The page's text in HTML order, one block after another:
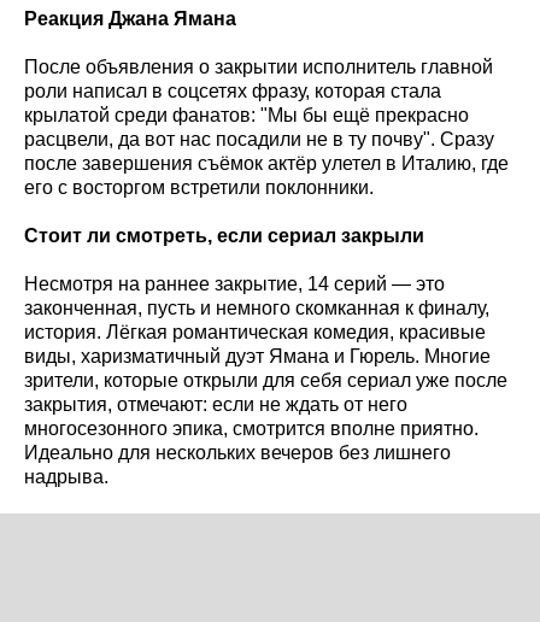
Реакция Джана Ямана
После объявления о закрытии исполнитель главной
роли написал в соцсетях фразу, которая стала
крылатой среди фанатов: "Мы бы ещё прекрасно
расцвели, да вот нас посадили не в ту почву". Сразу
после завершения съёмок актёр улетел в Италию, где
его с восторгом встретили поклонники.
Стоит ли смотреть, если сериал закрыли
Несмотря на раннее закрытие, 14 серий — это
законченная, пусть и немного скомканная к финалу,
история. Лёгкая романтическая комедия, красивые
виды, харизматичный дуэт Ямана и Гюрель. Многие
зрители, которые открыли для себя сериал уже после
закрытия, отмечают: если не ждать от него
многосезонного эпика, смотрится вполне приятно.
Идеально для нескольких вечеров без лишнего
надрыва.